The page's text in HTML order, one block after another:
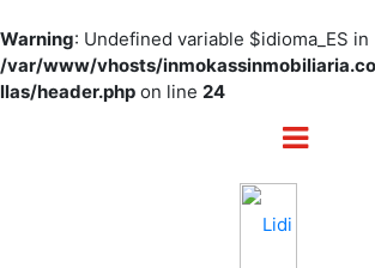
Warning: Undefined variable $idioma_ES in
/var/www/vhosts/
llas/header.php on line 24